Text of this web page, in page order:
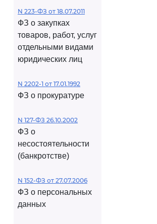
N 223-ФЗ от 18.07.2011
ФЗ о закупках
товаров, работ, услуг
отдельными видами
юридических лиц
N 2202-1 от 17.01.1992
ФЗ о прокуратуре
N 127-ФЗ 26.10.2002
ФЗ о
несостоятельности
(банкротстве)
N 152-ФЗ от 27.07.2006
ФЗ о персональных
данных